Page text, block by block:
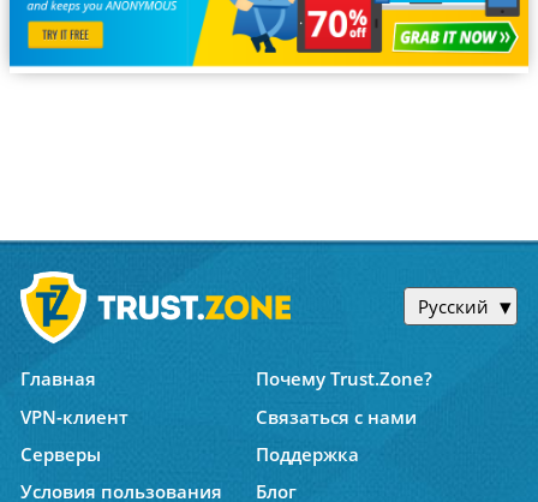
Русский
Главная
Почему Trust.Zone?
VPN-клиент
Связаться с нами
Серверы
Поддержка
Условия пользования
Блог